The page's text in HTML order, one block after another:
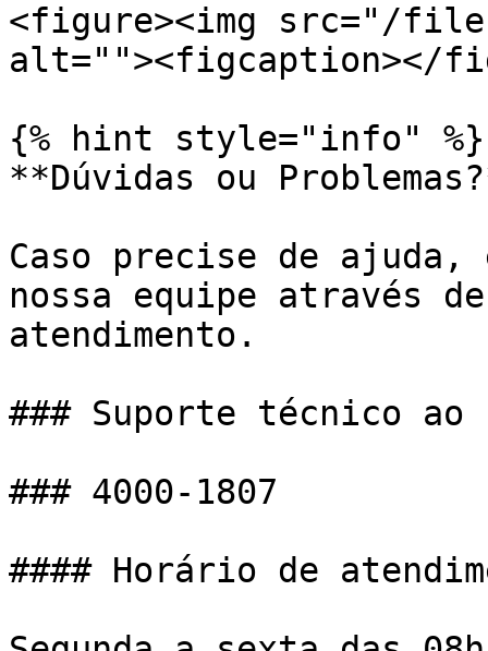
<figure><img src="/files/
alt=""><figcaption></
{% hint style="info" %}
**Dúvidas ou
Caso precise de ajuda,
nossa equipe através
atendimento.
### Suporte técnico
### 4000-1807
#### Horário de